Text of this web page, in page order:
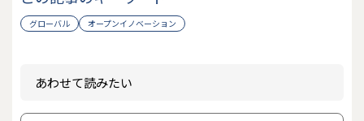
グローバル オープンイノベーション
あわせて読みたい